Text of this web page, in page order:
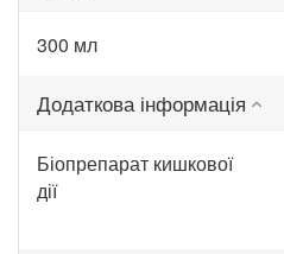
300 мл
Додаткова інформація
Біопрепарат кишкової
дії